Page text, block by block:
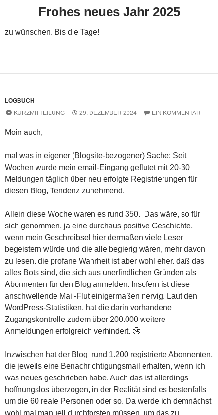
Frohes neues Jahr 2025
zu wünschen. Bis die Tage!
LOGBUCH
KURZMITTEILUNG
29. DEZEMBER 2024 EIN KOMMENTAR
Moin auch,
mal was in eigener (Blogsite-bezogener) Sache: Seit
Wochen wurde mein email-Eingang geflutet mit 20-30
Meldungen täglich über neu erfolgte Registrierungen für
diesen Blog, Tendenz zunehmend.
Allein diese Woche waren es rund 350. Das wäre, so für
sich genommen, ja eine durchaus positive Geschichte,
wenn mein Geschreibsel hier dermaßen viele Leser
begeistern würde und die alle begierig wären, mehr davon
zu lesen, die profane Wahrheit ist aber wohl eher, daß das
alles Bots sind, die sich aus unerfindlichen Gründen als
Abonnenten für den Blog anmelden. Insofern ist diese
anschwellende Mail-Flut einigermaßen nervig. Laut den
WordPress-Statistiken, hat die darin vorhandene
Zugangskontrolle zudem über 200.000 weitere
Anmeldungen erfolgreich verhindert. 🤥
Inzwischen hat der Blog rund 1.200 registrierte Abonnenten,
die jeweils eine Benachrichtigungsmail erhalten, wenn ich
was neues geschrieben habe. Auch das ist allerdings
hoffnungslos überzogen, in der Realität sind es bestenfalls
um die 60 reale Personen oder so. Da werde ich demnächst
wohl mal manuell durchforsten müssen, um das zu